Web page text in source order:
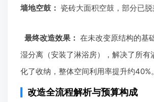
墙地空鼓： 瓷砖大面积空鼓，部分已脱
最终改造效果： 在未改变原结构的基
湿分离（安装了淋浴房），解决了所有
化了收纳，整体空间利用率提升约40%。
改造全流程解析与预算构成